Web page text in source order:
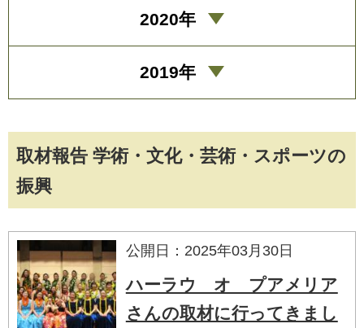
取材報告 学術・文化・芸術・スポーツの
振興
公開日：2025年03月30日
ハーラウ オ プアメリア
さんの取材に行ってきまし
2020年
2019年